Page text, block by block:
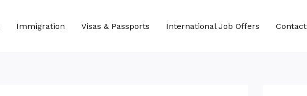
Immigration Visas & Passports International Job Offers Contact